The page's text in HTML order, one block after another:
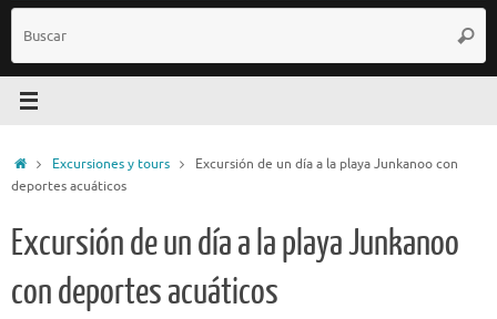
InicioExcursiones y tours
Excursión de un día a la playa Junkanoo con
deportes acuáticos
Excursión de un día a la playa Junkanoo
con deportes acuáticos